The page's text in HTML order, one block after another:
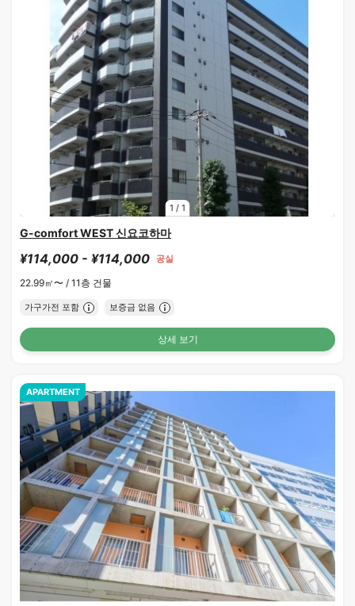
1 / 1
G-comfort WEST 신요코하마
¥114,000 - ¥114,000 공실
22.99㎡〜 / 11층 건물
가구가전 포함 보증금 없음
상세 보기
APARTMENT